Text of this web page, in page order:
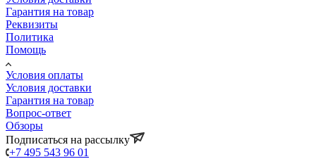
Гарантия на товар
Реквизиты
Политика
Помощь
Условия оплаты
Условия доставки
Гарантия на товар
Вопрос-ответ
Обзоры
Подписаться на рассылку
+7 495 543 96 01